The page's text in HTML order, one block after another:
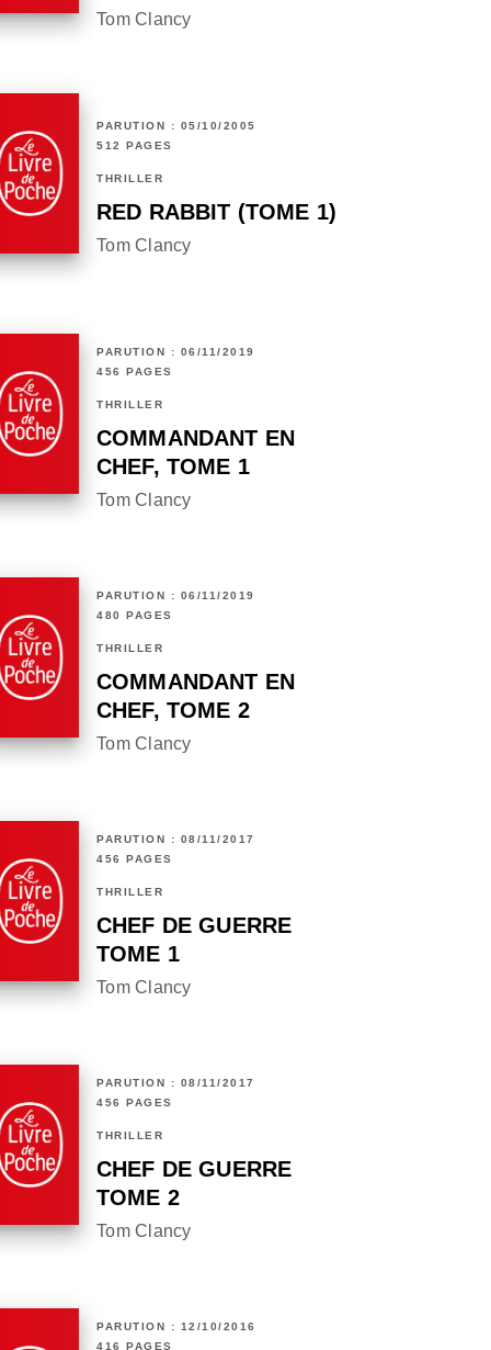
Tom Clancy
PARUTION : 05/10/2005
512 PAGES
THRILLER
RED RABBIT (TOME 1)
Tom Clancy
PARUTION : 06/11/2019
456 PAGES
THRILLER
COMMANDANT EN
CHEF, TOME 1
Tom Clancy
PARUTION : 06/11/2019
480 PAGES
THRILLER
COMMANDANT EN
CHEF, TOME 2
Tom Clancy
PARUTION : 08/11/2017
456 PAGES
THRILLER
CHEF DE GUERRE
TOME 1
Tom Clancy
PARUTION : 08/11/2017
456 PAGES
THRILLER
CHEF DE GUERRE
TOME 2
Tom Clancy
PARUTION : 12/10/2016
416 PAGES